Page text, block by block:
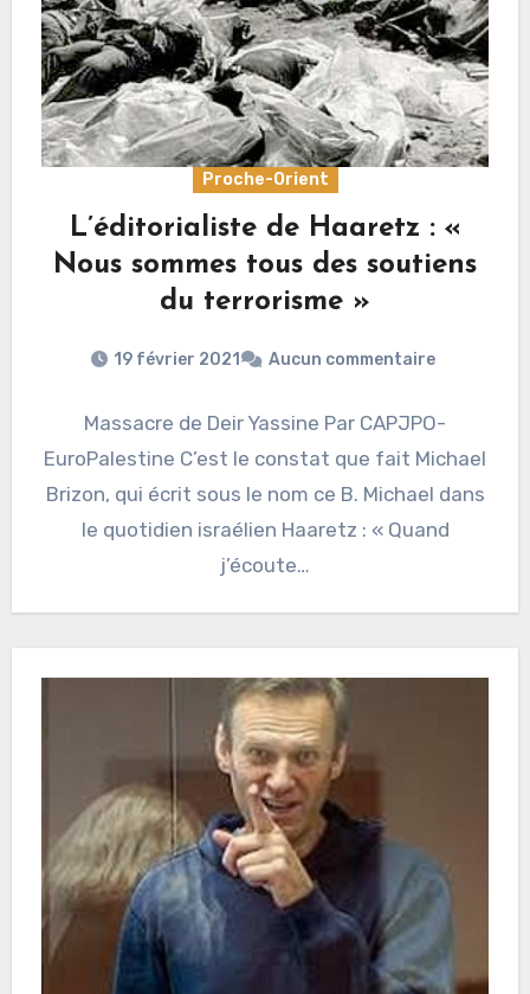
Proche-Orient
L’éditorialiste de Haaretz : «
Nous sommes tous des soutiens
du terrorisme »
19 février 2021 Aucun commentaire
Massacre de Deir Yassine Par CAPJPO-
EuroPalestine C’est le constat que fait Michael
Brizon, qui écrit sous le nom ce B. Michael dans
le quotidien israélien Haaretz : « Quand
j’écoute…